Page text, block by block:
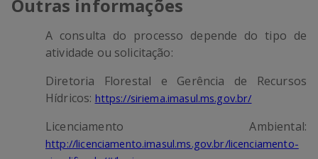
Outras informações
A consulta do processo depende do tipo de
atividade ou solicitação:
Diretoria Florestal e Gerência de Recursos
Hídricos: https://siriema.imasul.ms.gov.br/
Licenciamento Ambiental:
http://licenciamento.imasul.ms.gov.br/licenciamento-